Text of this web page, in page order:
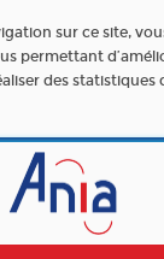
sur ce site,
permettant
des statistiques